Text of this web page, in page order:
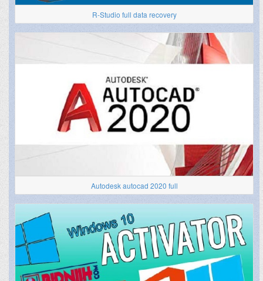
R-Studio full data recovery
Autodesk autocad 2020 full